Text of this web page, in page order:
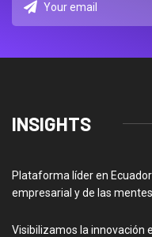
INSIGHTS
Plataforma líder en
empresarial y de las
Visibilizamos la innovación